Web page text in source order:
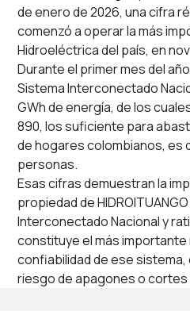
de enero de 2026, una cifra
comenzó a operar la más
Hidroeléctrica del país, en
Durante el primer mes del
Sistema Interconectado
GWh de energía, de los
890, los suficiente para
de hogares colombianos, es
personas.
Esas cifras demuestran la
propiedad de
Interconectado Nacional y
constituye el más importante
confiabilidad de ese sistema,
riesgo de apagones o